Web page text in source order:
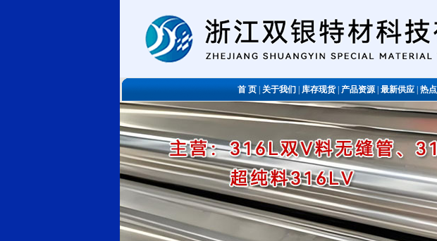
首 页关于我们库存现货|产品资源|最新供应|热